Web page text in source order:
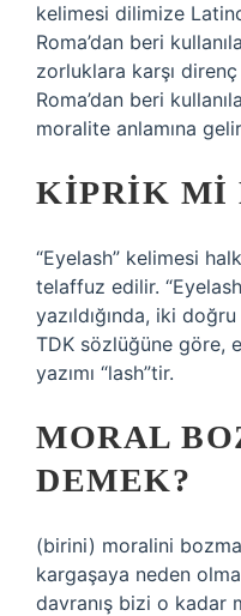
kelimesi dilimize
Roma’dan beri
zorluklara karşı
Roma’dan beri
moralite anlamına
KIPRIK MI
“Eyelash” kelimesi
telaffuz edilir.
yazıldığında, iki
TDK sözlüğüne göre,
yazımı “lash”tir.
MORAL
DEMEK?
(birini) moralini
kargaşaya neden
davranış bizi o kadar